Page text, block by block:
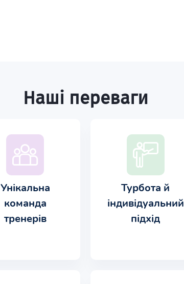
Наші переваги
Унікальна
команда
тренерів
Турбота й
індивідуальний
підхід